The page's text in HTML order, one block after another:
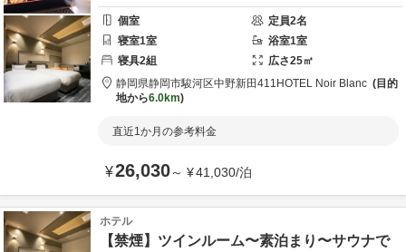
個室
定員2名
寝室1室 浴室1室
寝具2組 広さ25㎡
静岡県静岡市駿河区中野新田411 HOTEL Noir Blanc
目的
地から6.0km
直近1か月の参考料金
¥26,030～ ¥41,030/泊
ホテル
【禁煙】ツインルーム〜素泊まり〜サウナで